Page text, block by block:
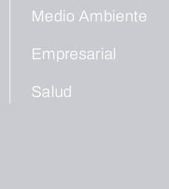
Medio Ambiente
Empresarial
Salud